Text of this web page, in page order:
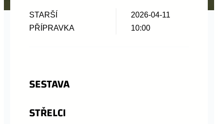
STARŠÍ
PŘÍPRAVKA
2026-04-11
10:00
SESTAVA
STŘELCI